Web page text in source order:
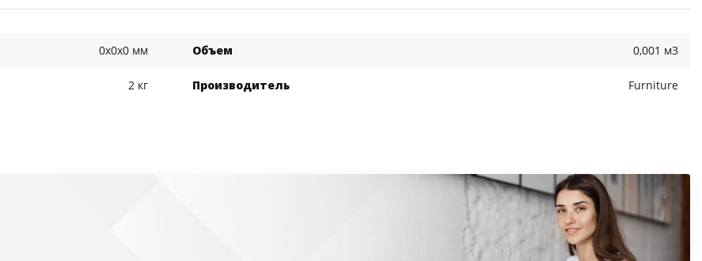
0x0x0 мм Объем 0,001 м3
2 кг Производитель Furniture